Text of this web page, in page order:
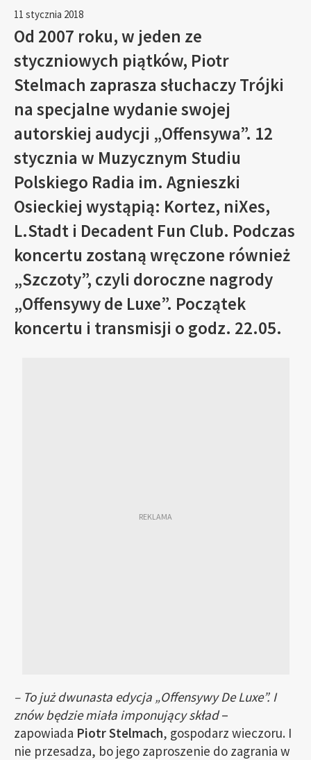
11 stycznia 2018
Od 2007 roku, w jeden ze
styczniowych piątków, Piotr
Stelmach zaprasza słuchaczy Trójki
na specjalne wydanie swojej
autorskiej audycji „Offensywa”. 12
stycznia w Muzycznym Studiu
Polskiego Radia im. Agnieszki
Osieckiej wystąpią: Kortez, niXes,
L.Stadt i Decadent Fun Club. Podczas
koncertu zostaną wręczone również
„Szczoty”, czyli doroczne nagrody
„Offensywy de Luxe”. Początek
koncertu i transmisji o godz. 22.05.
–To jużdwunasta edycja „Offensywy De Luxe”. I
znów będzie miała imponujący skład–
zapowiada Piotr Stelmach, gospodarz wieczoru. I
nie przesadza, bo jego zaproszenie do zagrania w